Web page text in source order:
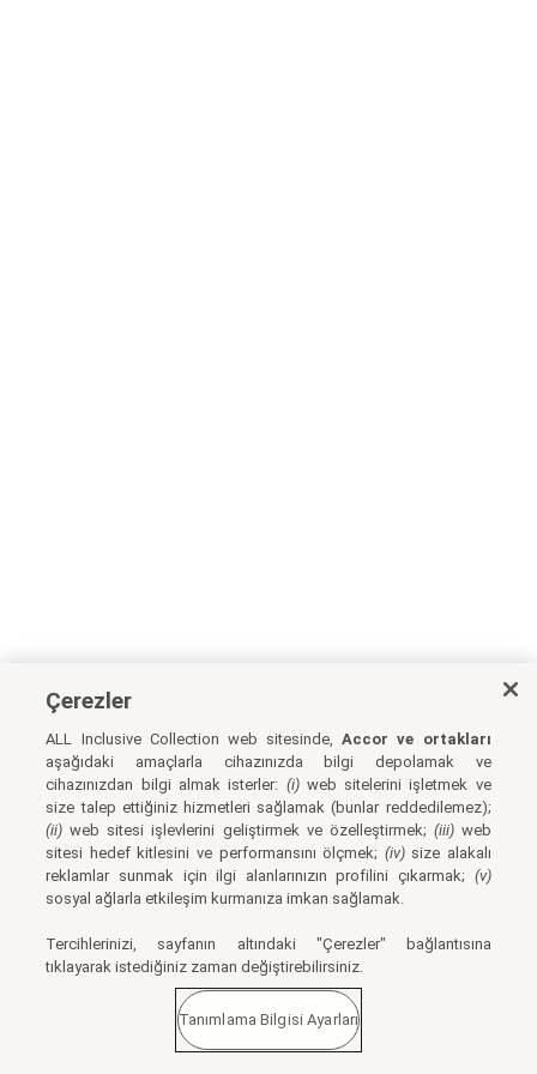
Çerezler
ALL Inclusive Collection web sitesinde,Accor ve ortakları
aşağıdaki amaçlarla cihazınızda bilgi depolamak ve
cihazınızdan bilgi almak isterler: (i)web sitelerini işletmek ve
size talep ettiğiniz hizmetleri sağlamak (bunlar reddedilemez);
(ii) web sitesi işlevlerini geliştirmek ve özelleştirmek; (iii)web
sitesi hedef kitlesini ve performansını ölçmek; (iv)size alakalı
reklamlar sunmak için ilgi alanlarınızın profilini çıkarmak; (v)
sosyal ağlarla etkileşim kurmanıza imkan sağlamak.
Tercihlerinizi, sayfanın altındaki "Çerezler" bağlantısına
tıklayarak istediğiniz zaman değiştirebilirsiniz.
Tanımlama Bilgisi Ayarları